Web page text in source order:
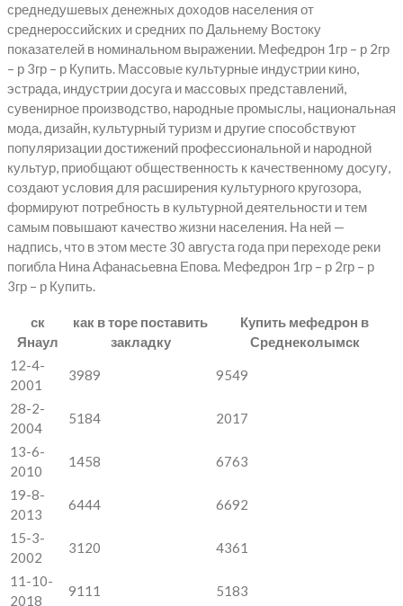
среднедушевых денежных доходов населения от
среднероссийских и средних по Дальнему Востоку
показателей в номинальном выражении. Мефедрон 1гр – р 2гр
– р 3гр – р Купить. Массовые культурные индустрии кино,
эстрада, индустрии досуга и массовых представлений,
сувенирное производство, народные промыслы, национальная
мода, дизайн, культурный туризм и другие способствуют
популяризации достижений профессиональной и народной
культур, приобщают общественность к качественному досугу,
создают условия для расширения культурного кругозора,
формируют потребность в культурной деятельности и тем
самым повышают качество жизни населения. На ней —
надпись, что в этом месте 30 августа года при переходе реки
погибла Нина Афанасьевна Епова. Мефедрон 1гр – р 2гр – р
3гр – р Купить.
ск
Янаул
как в торе поставить
закладку
Купить мефедрон в
Среднеколымск
12-4-
2001
3989 9549
28-2-
2004
5184 2017
13-6-
2010
1458 6763
19-8-
2013
6444 6692
15-3-
2002
3120 4361
11-10-
2018
9111 5183